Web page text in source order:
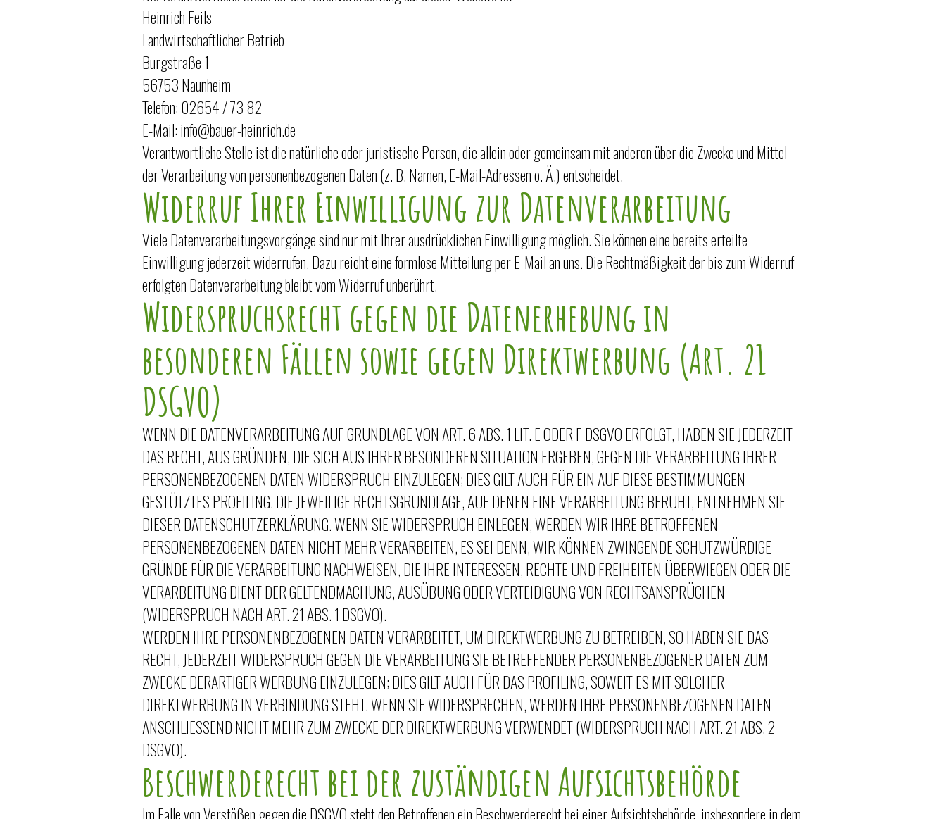
Heinrich Feils
Landwirtschaftlicher Betrieb
Burgstraße 1
56753 Naunheim
Telefon: 02654 / 73 82
E-Mail: info@bauer-heinrich.de
Verantwortliche Stelle ist die natürliche oder juristische Person, die allein oder gemeinsam mit anderen über die Zwecke und Mittel
der Verarbeitung von personenbezogenen Daten (z. B. Namen, E-Mail-Adressen o. Ä.) entscheidet.
Widerruf Ihrer Einwilligung zur Datenverarbeitung
Viele Datenverarbeitungsvorgänge sind nur mit Ihrer ausdrücklichen Einwilligung möglich. Sie können eine bereits erteilte
Einwilligung jederzeit widerrufen. Dazu reicht eine formlose Mitteilung per E-Mail an uns. Die Rechtmäßigkeit der bis zum Widerruf
erfolgten Datenverarbeitung bleibt vom Widerruf unberührt.
Widerspruchsrecht gegen die Datenerhebung in
besonderen Fällen sowie gegen Direktwerbung (Art. 21
DSGVO)
WENN DIE DATENVERARBEITUNG AUF GRUNDLAGE VON ART. 6 ABS. 1 LIT. E ODER F DSGVO ERFOLGT, HABEN SIE JEDERZEIT
DAS RECHT, AUS GRÜNDEN, DIE SICH AUS IHRER BESONDEREN SITUATION ERGEBEN, GEGEN DIE VERARBEITUNG IHRER
PERSONENBEZOGENEN DATEN WIDERSPRUCH EINZULEGEN; DIES GILT AUCH FÜR EIN AUF DIESE BESTIMMUNGEN
GESTÜTZTES PROFILING. DIE JEWEILIGE RECHTSGRUNDLAGE, AUF DENEN EINE VERARBEITUNG BERUHT, ENTNEHMEN SIE
DIESER DATENSCHUTZERKLÄRUNG. WENN SIE WIDERSPRUCH EINLEGEN, WERDEN WIR IHRE BETROFFENEN
PERSONENBEZOGENEN DATEN NICHT MEHR VERARBEITEN, ES SEI DENN, WIR KÖNNEN ZWINGENDE SCHUTZWÜRDIGE
GRÜNDE FÜR DIE VERARBEITUNG NACHWEISEN, DIE IHRE INTERESSEN, RECHTE UND FREIHEITEN ÜBERWIEGEN ODER DIE
VERARBEITUNG DIENT DER GELTENDMACHUNG, AUSÜBUNG ODER VERTEIDIGUNG VON RECHTSANSPRÜCHEN
(WIDERSPRUCH NACH ART. 21 ABS. 1 DSGVO).
WERDEN IHRE PERSONENBEZOGENEN DATEN VERARBEITET, UM DIREKTWERBUNG ZU BETREIBEN, SO HABEN SIE DAS
RECHT, JEDERZEIT WIDERSPRUCH GEGEN DIE VERARBEITUNG SIE BETREFFENDER PERSONENBEZOGENER DATEN ZUM
ZWECKE DERARTIGER WERBUNG EINZULEGEN; DIES GILT AUCH FÜR DAS PROFILING, SOWEIT ES MIT SOLCHER
DIREKTWERBUNG IN VERBINDUNG STEHT. WENN SIE WIDERSPRECHEN, WERDEN IHRE PERSONENBEZOGENEN DATEN
ANSCHLIESSEND NICHT MEHR ZUM ZWECKE DER DIREKTWERBUNG VERWENDET (WIDERSPRUCH NACH ART. 21 ABS. 2
DSGVO).
Beschwerderecht bei der zuständigen Aufsichtsbehörde
Im Falle von Verstößen gegen die DSGVO steht den Betroffenen ein Beschwerderecht bei einer Aufsichtsbehörde, insbesondere in dem